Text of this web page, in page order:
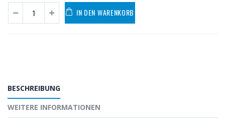
IN DEN WARENKORB
BESCHREIBUNG
WEITERE INFORMATIONEN